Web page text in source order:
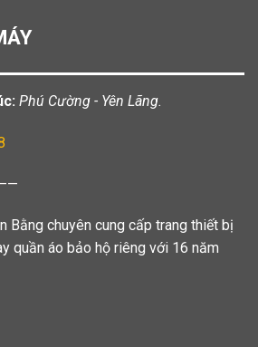
Phú Cường - Yên Lãng.
Bằng chuyên cung cấp trang thiết bị
quần áo bảo hộ riêng với 16 năm